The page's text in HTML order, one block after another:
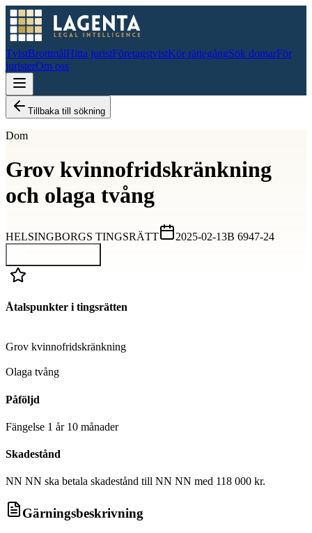
TvistBrottmålHitta juristFöretagstvistKör rättegångSök domarFör
juristerOm oss
Tillbaka till sökning
Dom
Grov kvinnofridskränkning
och olaga tvång
HELSINGBORGS TINGSRÄTT 2025-02-13B 6947-24
Åtalspunkter i tingsrätten
Grov kvinnofridskränkning
Olaga tvång
Påföljd
Fängelse 1 år 10 månader
Skadestånd
NN NN ska betala skadestånd till NN NN med 118 000 kr.
Gärningsbeskrivning